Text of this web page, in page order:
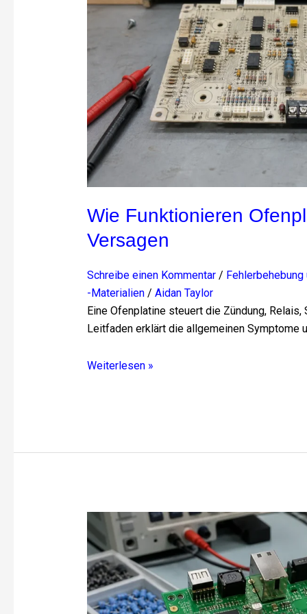
Wie Funktionieren
Versagen
Schreibe einen Kommentar /
-Materialien/ Aidan Taylor
Eine Ofenplatine steuert die Zündung,
Leitfaden erklärt die allgemeinen Symptome
sie
versagen
Weiterlesen »
Was
ist
tatsächlich
auf
einer
bestückten